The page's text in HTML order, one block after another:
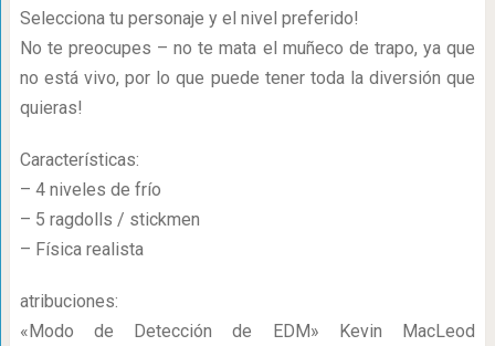
Selecciona tu personaje y el nivel preferido!
No te preocupes – no te mata el muñeco de trapo, ya que
no está vivo, por lo que puede tener toda la diversión que
quieras!
Características:
– 4 niveles de frío
– 5 ragdolls / stickmen
– Física realista
atribuciones:
«Modo de Detección de EDM» Kevin MacLeod